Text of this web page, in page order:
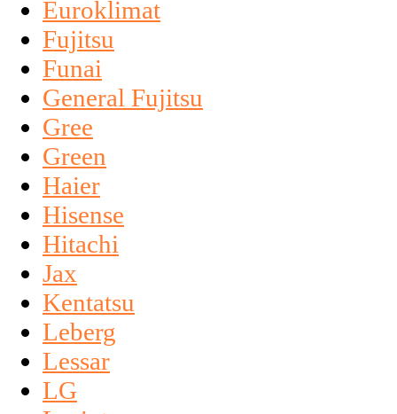
Euroklimat
Fujitsu
Funai
General Fujitsu
Gree
Green
Haier
Hisense
Hitachi
Jax
Kentatsu
Leberg
Lessar
LG